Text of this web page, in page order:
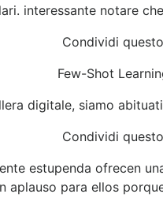
interessante notare
Condividi
Few-Shot
digitale, siamo
Condividi
estupenda ofrecen
aplauso para ellos